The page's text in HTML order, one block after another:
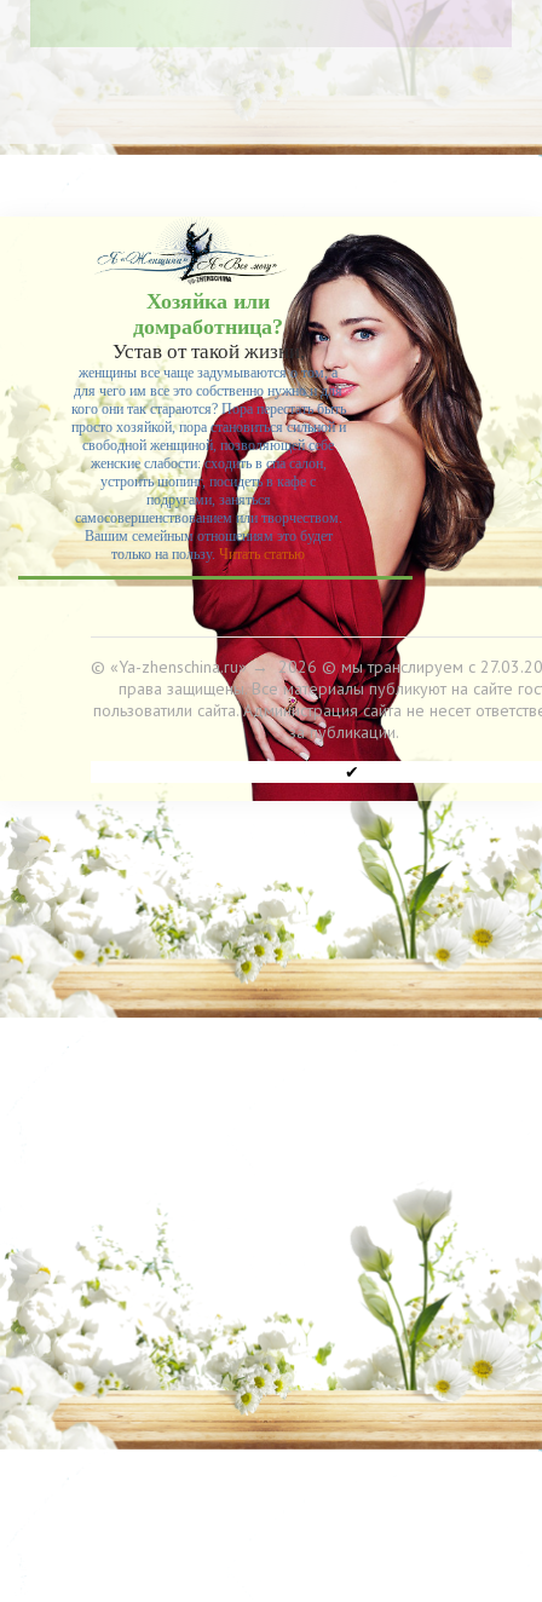
Хозяйка или
домработница?
Устав от такой жизни,
женщины все чаще задумываются о том, а
для чего им все это собственно нужно и для
кого они так стараются? Пора перестать быть
просто хозяйкой, пора становиться сильной и
свободной женщиной, позволяющей себе
женские слабости: сходить в спа салон,
устроить шопинг, посидеть в кафе с
подругами, заняться
самосовершенствованием или творчеством.
Вашим семейным отношениям это будет
только на пользу. Читать статью
© «Ya-zhenschina.ru»→ 2026 © мы транслируем с
права защищены. Все материалы публикуют на сайте
пользоватили сайта. Администрация сайта не несет
за публикации.
✔